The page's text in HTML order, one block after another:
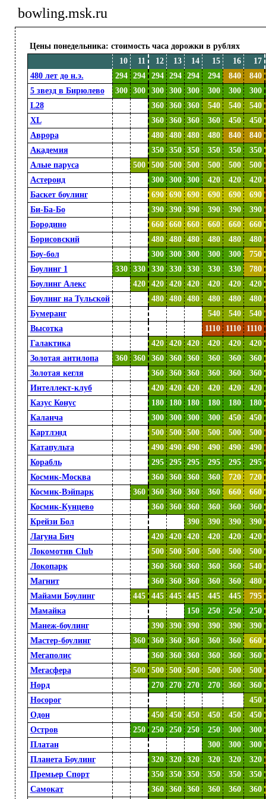
bowling.msk.ru
Цены понедельника: стоимость часа дорожки в рублях
10
11 12 13 14 15 16
17
480 лет до н.э.
294 294 294 294 294 294 840
840
5 звезд в Бирюлево
300 300 300 300 300 300 300
300
L28
360 360 360 540 540
540
XL
360 360 360 360 450
450
Аврора
480 480 480 480 840
840
Академия
350 350 350 350 350
350
Алые паруса
500 500 500 500 500 500
500
Астероид
300 300 300 420 420
420
Баскет боулинг
690 690 690 690 690
690
Би-Ба-Бо
390 390 390 390 390
390
Бородино
660 660 660 660 660
660
Борисовский
480 480 480 480 480
480
Боу-бол
300 300 300 300 300
750
Боулинг 1
330 330 330 330 330 330 330
780
Боулинг Алекс
420 420 420 420 420 420
420
Боулинг на Тульской
480 480 480 480 480
480
Бумеранг
540 540
540
Высотка
1110 1110
1110
Галактика
420 420 420 420 420
420
Золотая антилопа
360 360 360 360 360 360 360
360
Золотая кегля
360 360 360 360 360
360
Интеллект-клуб
420 420 420 420 420
420
Казус Конус
180 180 180 180 180
180
Каланча
300 300 300 300 450
450
Картлэнд
500 500 500 500 500
500
Катапульта
490 490 490 490 490
490
Корабль
295 295 295 295 295
295
Космик-Москва
360 360 360 360 720
720
Космик-Вэйпарк
360 360 360 360 360 660
660
Космик-Кунцево
360 360 360 360 360
360
Крейзи Бол
390 390 390
390
Лагуна Бич
420 420 420 420 420
420
Локомотив Club
500 500 500 500 500
500
Локопарк
360 360 360 360 360
540
Магнит
360 360 360 360 360
480
Майами Боулинг
445 445 445 445 445 445
795
Мамайка
150 250 250
250
Манеж-боулинг
390 390 390 390 390
390
Мастер-боулинг
360 360 360 360 360 360
660
Мегаполис
360 360 360 360 360
360
Мегасфера
500 500 500 500 500 500
500
Норд
270 270 270 270 360
360
Носорог
450
Одон
450 450 450 450 450
450
Остров
250 250 250 250 250 300
300
Платан
300 300
300
Планета Боулинг
320 320 320 320 320
320
Премьер Спорт
350 350 350 350 350
350
Самокат
360 360 360 360 360 360